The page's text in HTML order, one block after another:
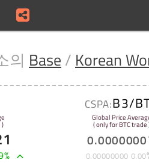
의 Base / Korean
%
CSPA:B3/
Global Price
( only for BTC trade
0.0000000
0.00000000 0.00